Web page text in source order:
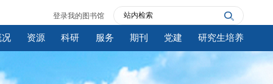
登录我的图书馆
况 资源 科研 服务 期刊 党建 研究生培养